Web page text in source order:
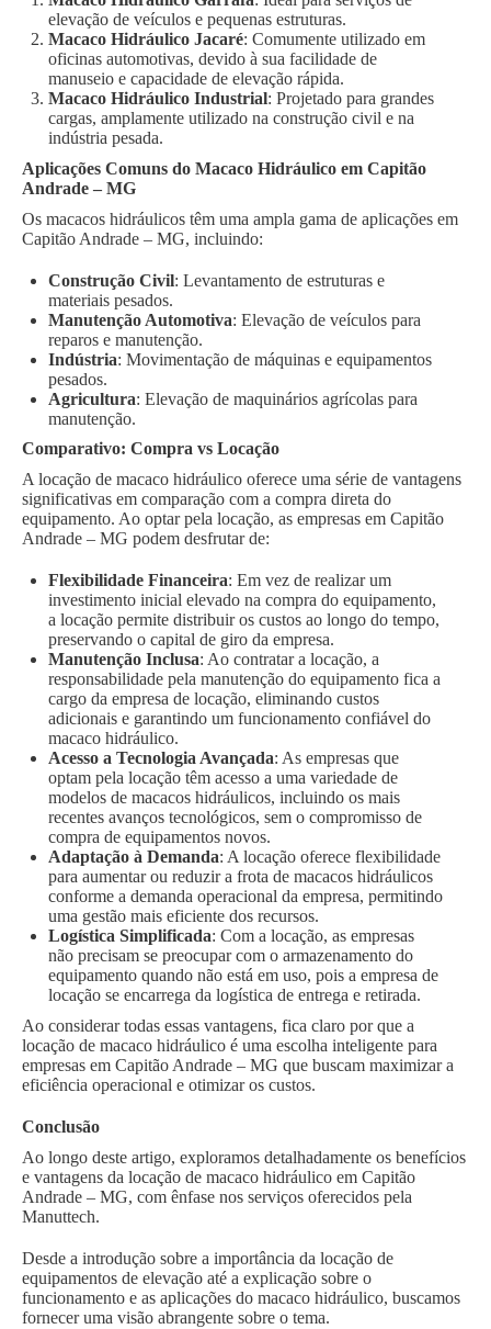
elevação de veículos e pequenas estruturas.
Macaco Hidráulico Jacaré: Comumente utilizado em
oficinas automotivas, devido à sua facilidade de
manuseio e capacidade de elevação rápida.
Macaco Hidráulico Industrial: Projetado para grandes
cargas, amplamente utilizado na construção civil e na
indústria pesada.
Aplicações Comuns do Macaco Hidráulico em Capitão
Andrade – MG
Os macacos hidráulicos têm uma ampla gama de aplicações em
Capitão Andrade – MG, incluindo:
Construção Civil: Levantamento de estruturas e
materiais pesados.
Manutenção Automotiva: Elevação de veículos para
reparos e manutenção.
Indústria: Movimentação de máquinas e equipamentos
pesados.
Agricultura: Elevação de maquinários agrícolas para
manutenção.
Comparativo: Compra vs Locação
A locação de macaco hidráulico oferece uma série de vantagens
significativas em comparação com a compra direta do
equipamento. Ao optar pela locação, as empresas em Capitão
Andrade – MG podem desfrutar de:
Flexibilidade Financeira: Em vez de realizar um
investimento inicial elevado na compra do equipamento,
a locação permite distribuir os custos ao longo do tempo,
preservando o capital de giro da empresa.
Manutenção Inclusa: Ao contratar a locação, a
responsabilidade pela manutenção do equipamento fica a
cargo da empresa de locação, eliminando custos
adicionais e garantindo um funcionamento confiável do
macaco hidráulico.
Acesso a Tecnologia Avançada: As empresas que
optam pela locação têm acesso a uma variedade de
modelos de macacos hidráulicos, incluindo os mais
recentes avanços tecnológicos, sem o compromisso de
compra de equipamentos novos.
Adaptação à Demanda: A locação oferece flexibilidade
para aumentar ou reduzir a frota de macacos hidráulicos
conforme a demanda operacional da empresa, permitindo
uma gestão mais eficiente dos recursos.
Logística Simplificada: Com a locação, as empresas
não precisam se preocupar com o armazenamento do
equipamento quando não está em uso, pois a empresa de
locação se encarrega da logística de entrega e retirada.
Ao considerar todas essas vantagens, fica claro por que a
locação de macaco hidráulico é uma escolha inteligente para
empresas em Capitão Andrade – MG que buscam maximizar a
eficiência operacional e otimizar os custos.
Conclusão
Ao longo deste artigo, exploramos detalhadamente os benefícios
e vantagens da locação de macaco hidráulico em Capitão
Andrade – MG, com ênfase nos serviços oferecidos pela
Manuttech.
Desde a introdução sobre a importância da locação de
equipamentos de elevação até a explicação sobre o
funcionamento e as aplicações do macaco hidráulico, buscamos
fornecer uma visão abrangente sobre o tema.